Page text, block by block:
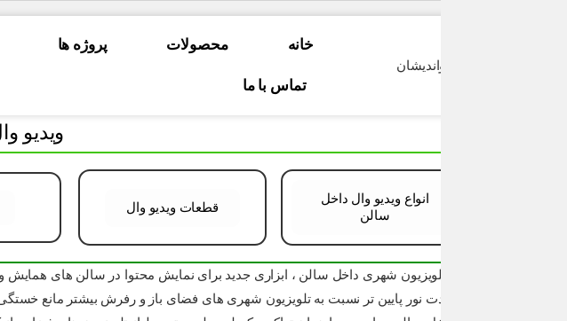
محصولات پروژه ها آموزش و نرم افزار
ویدیو وال سالن همایش
قطعات ویدیو وال